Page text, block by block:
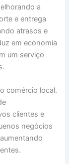
a
e entrega
atrasos e
em economia
um serviço
comércio local.
clientes e
negócios